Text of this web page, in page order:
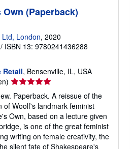
(Paperback)
London, 2020
/ ISBN 13: 9780241436288
Retail, Bensenville, IL, USA
Verkäuferbewertung
5
von
5
Sternen
Paperback. A reissue of the
of Woolf's landmark feminist
Own, based on a lecture given
is one of the great feminist
writing on female creativity, the
silent fate of Shakespeare's